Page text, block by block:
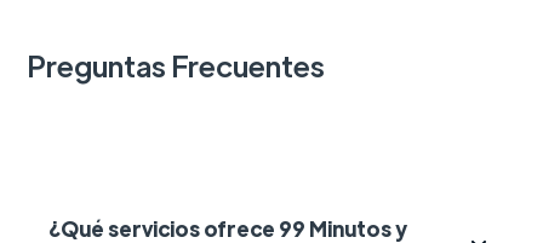
Preguntas Frecuentes
¿Qué servicios ofrece 99 Minutos y